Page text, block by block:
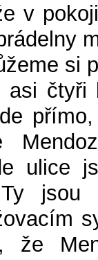
v
si
čtyři
ulice
jsou
že